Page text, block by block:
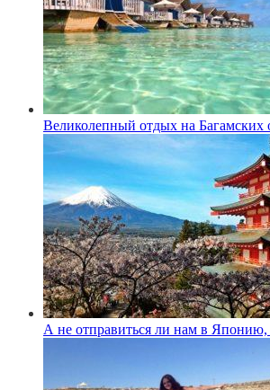
Великолепный отдых на Багамских
А не отправиться ли нам в